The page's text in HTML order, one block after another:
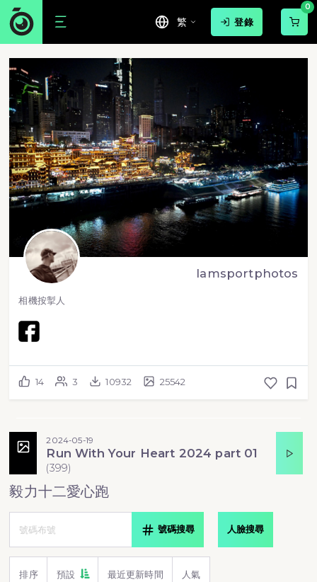
繁 登錄
0
lamsportphotos
相機按掣人
14 3 10932 25542
2024-05-19
Run With Your Heart 2024 part 01
(399)
毅力十二愛心跑
號碼搜尋 人臉搜尋
排序 預設 最近更新時間 人氣